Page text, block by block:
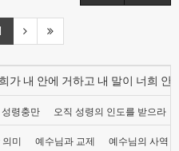
가 내 안에 거하고 내 말이 너희
성령충만 오직 성령의 인도를 받으라
미 예수님과 교제 예수님의 사역